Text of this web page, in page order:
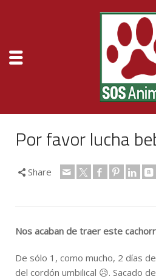
Por favor lucha
Share
Nos acaban de traer este
De sólo 1, como mucho, 2 días
del cordón umbilical 😥. Sacado